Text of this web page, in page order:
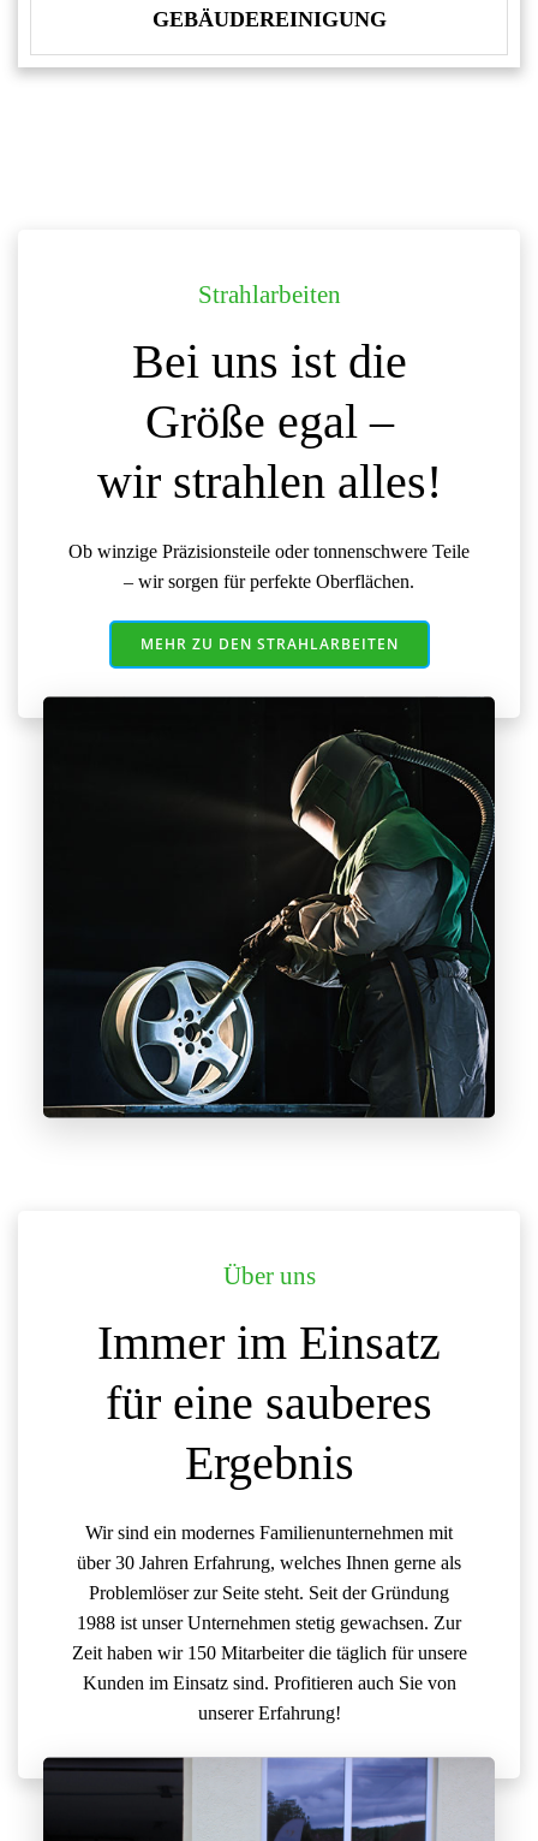
GEBÄUDEREINIGUNG
Strahlarbeiten
Bei uns ist die
Größe egal –
wir strahlen alles!
Ob winzige Präzisionsteile oder tonnenschwere Teile
– wir sorgen für perfekte Oberflächen.
MEHR ZU DEN STRAHLARBEITEN
Über uns
Immer im Einsatz
für eine sauberes
Ergebnis
Wir sind ein modernes Familienunternehmen mit
über 30 Jahren Erfahrung, welches Ihnen gerne als
Problemlöser zur Seite steht. Seit der Gründung
1988 ist unser Unternehmen stetig gewachsen. Zur
Zeit haben wir 150 Mitarbeiter die täglich für unsere
Kunden im Einsatz sind. Profitieren auch Sie von
unserer Erfahrung!